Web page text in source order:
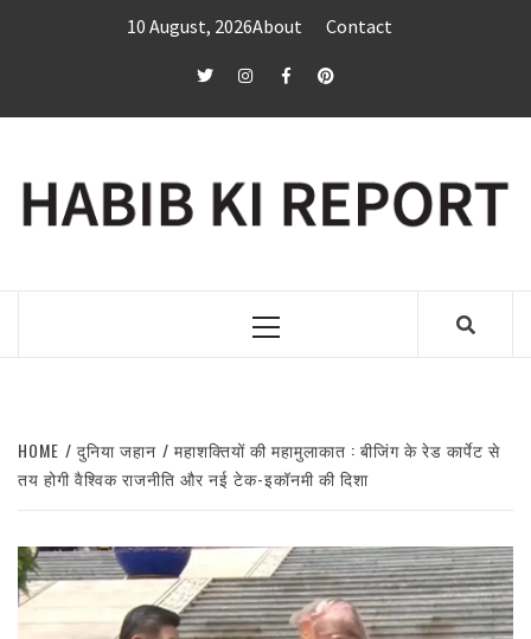
10 August, 2026About Contact
twitterInstagramFacebookPinterest
Primary
HOME दुनिया जहान
महाशक्तियों की महामुलाकात : बीजिंग के रेड कार्पेट से
तय होगी वैश्विक राजनीति और नई टेक-इकॉनमी की दिशा